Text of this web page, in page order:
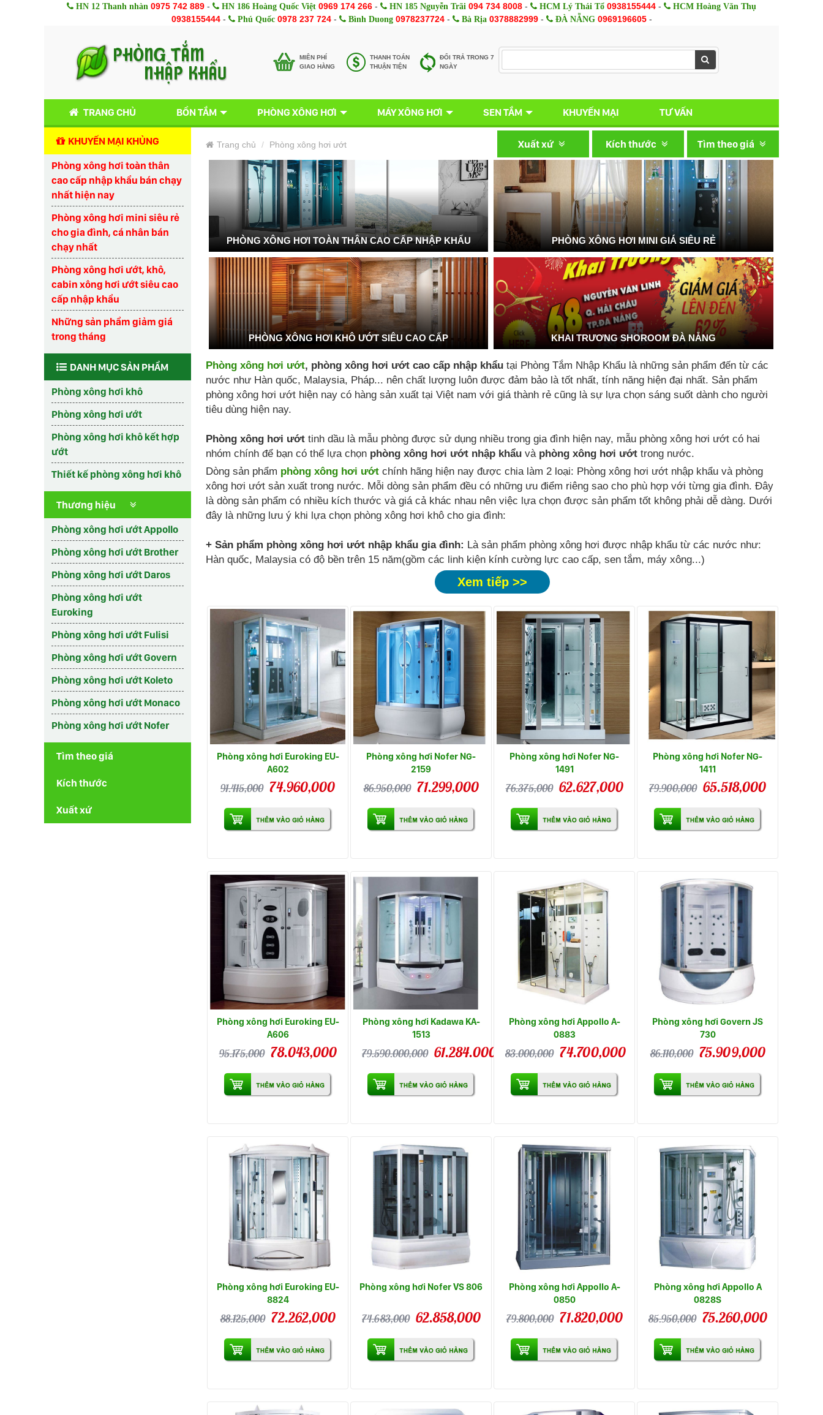
HN 12 Thanh nhàn 0975 742 889 - HN 186 Hoàng Quốc Việt 0969 174 266 - HN 185 Nguyễn Trãi 094 734 8008 - HCM Lý Thái Tổ 0938155444 - HCM Hoàng Văn Thụ
0938155444- Phú Quốc 0978 237 724- Bình Duong 0978237724- Bà Rịa 0378882999- ĐÀ NẴNG 0969196605-
MIÊN PHÍ
GIAO HÀNG
THANH TOÁN
THUẬN TIỆN
ĐỔI TRẢ TRONG 7
NGÀY
TRANG CHỦ BỒN TẮM PHÒNG XÔNG HƠI MÁY XÔNG HƠI SEN TẮM KHUYẾN MẠI TƯ VẤN
KHUYẾN MẠI KHỦNG
Phòng xông hơi toàn thân
cao cấp nhập khẩu bán chạy
nhất hiện nay
Phòng xông hơi mini siêu rẻ
cho gia đình, cá nhân bán
chạy nhất
Phòng xông hơi ướt, khô,
cabin xông hơi ướt siêu cao
cấp nhập khẩu
Những sản phẩm giảm giá
trong tháng
DANH MỤC SẢN PHẨM
Phòng xông hơi khô
Phòng xông hơi ướt
Phòng xông hơi khô kết hợp
ướt
Thiết kế phòng xông hơi khô
Thương hiệu
Phòng xông hơi ướt Appollo
Phòng xông hơi ướt Brother
Phòng xông hơi ướt Daros
Phòng xông hơi ướt
Euroking
Phòng xông hơi ướt Fulisi
Phòng xông hơi ướt Govern
Phòng xông hơi ướt Koleto
Phòng xông hơi ướt Monaco
Phòng xông hơi ướt Nofer
Tìm theo giá
Kích thước
Xuất xứ
Trang chủ Phòng xông hơi ướt Tìm theo giá
Kích thước
Xuất xứ
PHÒNG XÔNG HƠI TOÀN THÂN CAO CẤP NHẬP KHẨU PHÒNG XÔNG HƠI MINI GIÁ SIÊU RẺ
PHÒNG XÔNG HƠI KHÔ ƯỚT SIÊU CAO CẤP KHAI TRƯƠNG SHOROOM ĐÀ NẴNG
Phòng xông hơi ướt, phòng xông hơi ướt cao cấp nhập khẩu tại Phòng Tắm Nhập Khẩu là những sản phẩm đến từ các
nước như Hàn quốc, Malaysia, Pháp... nên chất lượng luôn được đảm bảo là tốt nhất, tính năng hiện đại nhất. Sản phẩm
phòng xông hơi ướt hiện nay có hàng sản xuất tại Việt nam với giá thành rẻ cũng là sự lựa chọn sáng suốt dành cho người
tiêu dùng hiện nay.
Phòng xông hơi ướt tinh dầu là mẫu phòng được sử dụng nhiều trong gia đình hiện nay, mẫu phòng xông hơi ướt có hai
nhóm chính để bạn có thể lựa chọn phòng xông hơi ướt nhập khẩu và phòng xông hơi ướt trong nước.
Dòng sản phẩm phòng xông hơi ướt chính hãng hiện nay được chia làm 2 loại: Phòng xông hơi ướt nhập khẩu và phòng
xông hơi ướt sản xuất trong nước. Mỗi dòng sản phẩm đều có những ưu điểm riêng sao cho phù hợp với từng gia đình. Đây
là dòng sản phẩm có nhiều kích thước và giá cả khác nhau nên việc lựa chọn được sản phẩm tốt không phải dễ dàng. Dưới
đây là những lưu ý khi lựa chọn phòng xông hơi khô cho gia đình:
+ Sản phẩm phòng xông hơi ướt nhập khẩu gia đình: Là sản phẩm phòng xông hơi được nhập khẩu từ các nước như:
Hàn quốc, Malaysia có độ bền trên 15 năm(gồm các linh kiện kính cường lực cao cấp, sen tắm, máy xông...)
Xem tiếp >>
Phòng xông hơi Euroking EU-
A602
91.415,000 74.960,000
Phòng xông hơi Nofer NG-
2159
86.950,000 71.299,000
Phòng xông hơi Nofer NG-
1491
76.375,000 62.627,000
Phòng xông hơi Nofer NG-
1411
79.900,000 65.518,000
Phòng xông hơi Euroking EU-
A606
95.175,000 78.043,000
Phòng xông hơi Kadawa KA-
1513
79.590.000,000 61.284.000,000
Phòng xông hơi Appollo A-
0883
83.000,000 74.700,000
Phòng xông hơi Govern JS
730
86.110,000 75.909,000
Phòng xông hơi Euroking EU-
8824
88.125,000 72.262,000
Phòng xông hơi Nofer VS 806
74.683,000 62.858,000
Phòng xông hơi Appollo A-
0850
79.800,000 71.820,000
Phòng xông hơi Appollo A
0828S
85.950,000 75.260,000